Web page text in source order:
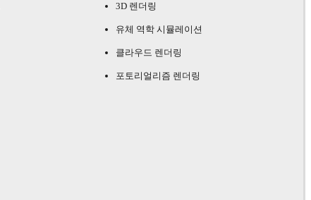
3D 렌더링
유체 역학 시뮬레이션
클라우드 렌더링
포토리얼리즘 렌더링